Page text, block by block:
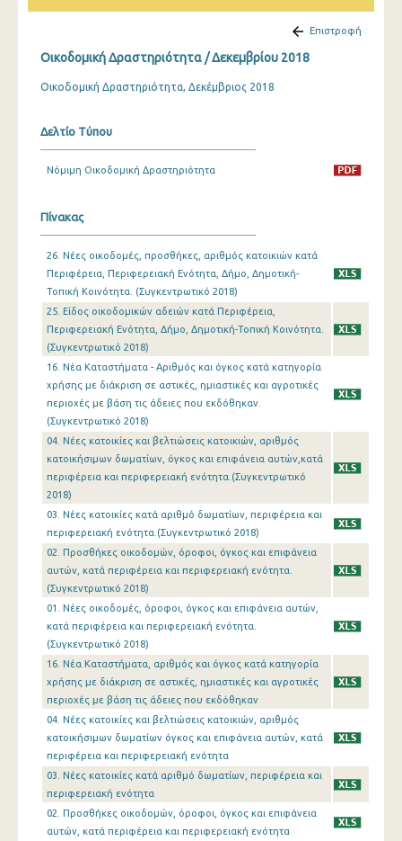
Δεκεμβρίου 2023
Οκτωβρίου 2023
Σεπτεμβρίου 2023
Ιουλίου 2023
Ιουνίου 2023
Μαΐου 2023
Απριλίου 2023
Μαρτίου 2023
Φεβρουαρίου 2023
Ιανουαρίου 2023
Δεκεμβρίου 2022
Οκτωβρίου 2022
Σεπτεμβρίου 2022
Αυγούστου 2022
Ιουλίου 2022
Ιουνίου 2022
Μαΐου 2022
Απριλίου 2022
Μαρτίου 2022
Φεβρουαρίου 2022
Ιανουαρίου 2022
Επιστροφή
Οικοδομική Δραστηριότητα / Δεκεμβρίου 2018
Οικοδομική Δραστηριότητα, Δεκέμβριος 2018
Δελτίο Τύπου
Νόμιμη Οικοδομική Δραστηριότητα
Πίνακας
26. Νέες οικοδομές, προσθήκες, αριθμός κατοικιών κατά
Περιφέρεια, Περιφερειακή Ενότητα, Δήμο, Δημοτική-
Τοπική Κοινότητα. (Συγκεντρωτικό 2018)
25. Είδος οικοδομικών αδειών κατά Περιφέρεια,
Περιφερειακή Ενότητα, Δήμο, Δημοτική-Τοπική Κοινότητα.
(Συγκεντρωτικό 2018)
16. Νέα Καταστήματα - Αριθμός και όγκος κατά κατηγορία
χρήσης με διάκριση σε αστικές, ημιαστικές και αγροτικές
περιοχές με βάση τις άδειες που εκδόθηκαν.
(Συγκεντρωτικό 2018)
04. Νέες κατοικίες και βελτιώσεις κατοικιών, αριθμός
κατοικήσιμων δωματίων, όγκος και επιφάνεια αυτών,κατά
περιφέρεια και περιφερειακή ενότητα.(Συγκεντρωτικό
2018)
03. Νέες κατοικίες κατά αριθμό δωματίων, περιφέρεια και
περιφερειακή ενότητα.(Συγκεντρωτικό 2018)
02. Προσθήκες οικοδομών, όροφοι, όγκος και επιφάνεια
αυτών, κατά περιφέρεια και περιφερειακή ενότητα.
(Συγκεντρωτικό 2018)
01. Νέες οικοδομές, όροφοι, όγκος και επιφάνεια αυτών,
κατά περιφέρεια και περιφερειακή ενότητα.
(Συγκεντρωτικό 2018)
16. Νέα Καταστήματα, αριθμός και όγκος κατά κατηγορία
χρήσης με διάκριση σε αστικές, ημιαστικές και αγροτικές
περιοχές με βάση τις άδειες που εκδόθηκαν
04. Νέες κατοικίες και βελτιώσεις κατοικιών, αριθμός
κατοικήσιμων δωματίων όγκος και επιφάνεια αυτών, κατά
περιφέρεια και περιφερειακή ενότητα
03. Νέες κατοικίες κατά αριθμό δωματίων, περιφέρεια και
περιφερειακή ενότητα
02. Προσθήκες οικοδομών, όροφοι, όγκος και επιφάνεια
αυτών, κατά περιφέρεια και περιφερειακή ενότητα